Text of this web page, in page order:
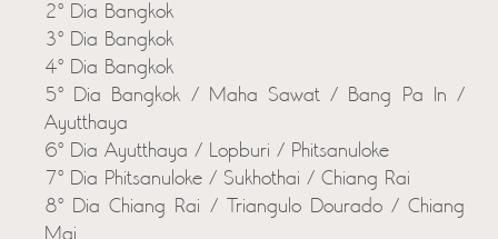
2º Dia Bangkok
3º Dia Bangkok
4º Dia Bangkok
5º Dia Bangkok / Maha Sawat / Bang Pa In /
Ayutthaya
6º Dia Ayutthaya / Lopburi / Phitsanuloke
7º Dia Phitsanuloke / Sukhothai / Chiang Rai
8º Dia Chiang Rai / Triangulo Dourado / Chiang